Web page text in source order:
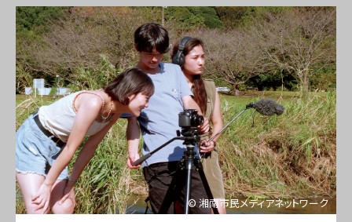
© 湘南市民メディアネットワーク